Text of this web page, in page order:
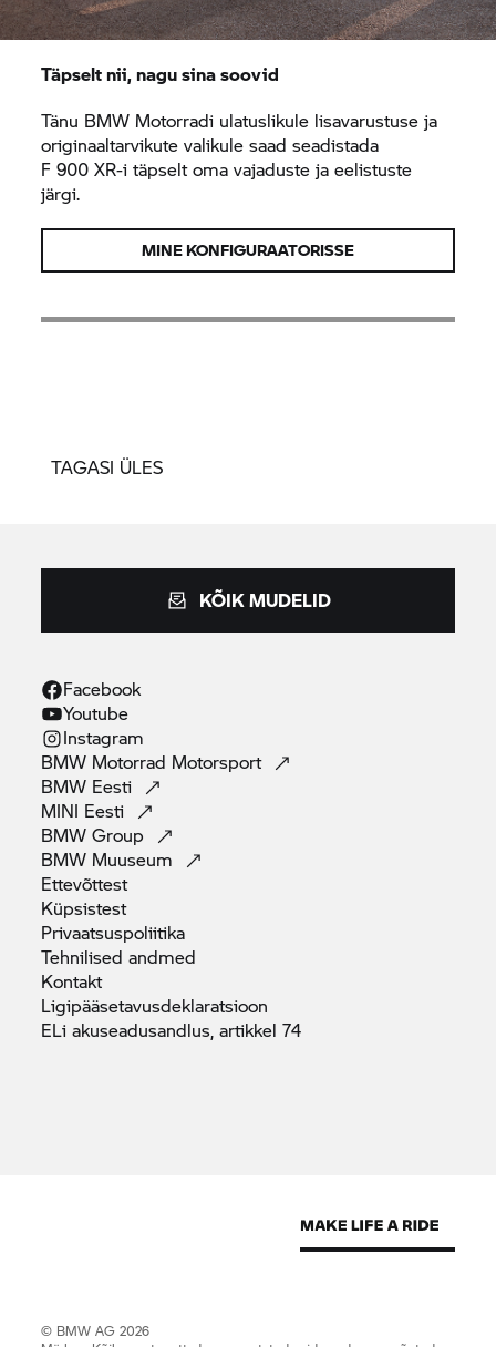
Täpselt nii, nagu sina soovid
Tänu BMW Motorradi ulatuslikule lisavarustuse ja
originaaltarvikute valikule saad seadistada
F 900 XR-i täpselt oma vajaduste ja eelistuste
järgi.
MINE KONFIGURAATORISSE
TAGASI ÜLES
KÕIK MUDELID
Facebook
Youtube
Instagram
BMW Motorrad Motorsport
BMW Eesti
MINI Eesti
BMWGroup
BMW Muuseum
Ettevõttest
Küpsistest
Privaatsuspoliitika
Tehnilisedandmed
Kontakt
Ligipääsetavusdeklaratsioon
ELi akuseadusandlus, artikkel74
© BMW AG 2026